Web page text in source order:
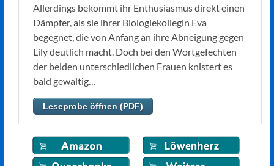
Allerdings bekommt ihr Enthusiasmus direkt einen
Dämpfer, als sie ihrer Biologiekollegin Eva
begegnet, die von Anfang an ihre Abneigung gegen
Lily deutlich macht. Doch bei den Wortgefechten
der beiden unterschiedlichen Frauen knistert es
bald gewaltig…
Leseprobe öffnen (PDF)